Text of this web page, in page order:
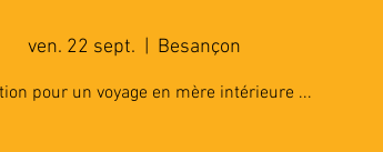
ven. 22 sept. Besançon
pour un voyage en mère intérieure ...